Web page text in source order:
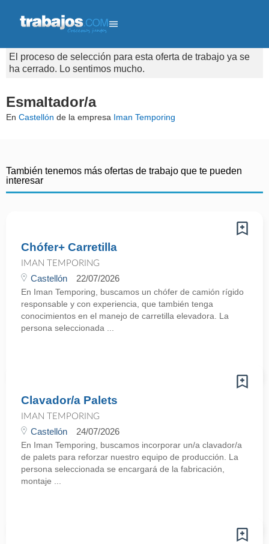
El proceso de selección para esta oferta de trabajo ya se
ha cerrado. Lo sentimos mucho.
Esmaltador/a
En Castellón de la empresa Iman Temporing
También tenemos más ofertas de trabajo que te pueden
interesar
Chófer+ Carretilla
IMAN TEMPORING
Castellón 22/07/2026
En Iman Temporing, buscamos un chófer de camión rígido
responsable y con experiencia, que también tenga
conocimientos en el manejo de carretilla elevadora. La
persona seleccionada ...
Clavador/a Palets
IMAN TEMPORING
Castellón 24/07/2026
En Iman Temporing, buscamos incorporar un/a clavador/a
de palets para reforzar nuestro equipo de producción. La
persona seleccionada se encargará de la fabricación,
montaje ...